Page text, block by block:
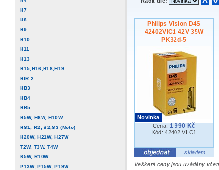
H7
H8
H9
H10
H11
H13
H15,H16,H18,H19
HIR 2
HB3
HB4
HB5
H5W, H6W, H10W
HS1, R2, S2,S3 (Moto)
H20W, H21W, H27W
T2W, T3W, T4W
R5W, R10W
P13W, P15W, P19W
Philips Vision D4S
42402VIC1 42V 35W
PK32d-5
Novinka
Cena: 1 990 Kč
Kód: 42402 VI C1
skladem
Veškeré ceny jsou uváděny